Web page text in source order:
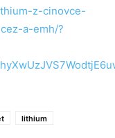
z-cinovce-
a-emh/?
lithium